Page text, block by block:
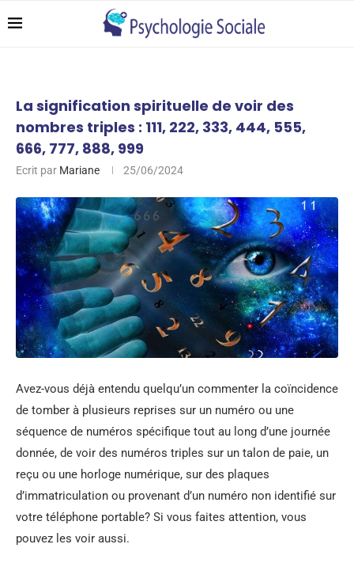
La signification spirituelle de voir des
nombres triples : 111, 222, 333, 444, 555,
666, 777, 888, 999
Ecrit par Mariane 25/06/2024
Avez-vous déjà entendu quelqu’un commenter la coïncidence
de tomber à plusieurs reprises sur un numéro ou une
séquence de numéros spécifique tout au long d’une journée
donnée, de voir des numéros triples sur un talon de paie, un
reçu ou une horloge numérique, sur des plaques
d’immatriculation ou provenant d’un numéro non identifié sur
votre téléphone portable? Si vous faites attention, vous
pouvez les voir aussi.